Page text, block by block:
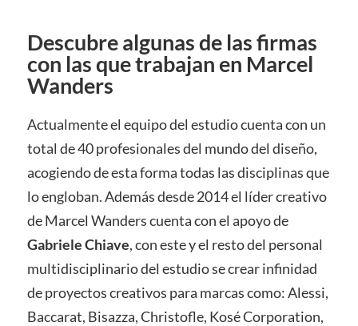
Descubre algunas de las firmas
con las que trabajan en Marcel
Wanders
Actualmente el equipo del estudio cuenta con un
total de 40 profesionales del mundo del diseño,
acogiendo de esta forma todas las disciplinas que
lo engloban. Además desde 2014 el líder creativo
de Marcel Wanders cuenta con el apoyo de
Gabriele Chiave, con este y el resto del personal
multidisciplinario del estudio se crear infinidad
de proyectos creativos para marcas como: Alessi,
Baccarat, Bisazza, Christofle, Kosé Corporation,